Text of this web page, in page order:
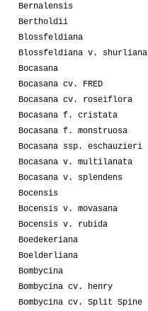
Bernalensis
Bertholdii
Blossfeldiana
Blossfeldiana v. shurliana
Bocasana
Bocasana cv. FRED
Bocasana cv. roseiflora
Bocasana f. cristata
Bocasana f. monstruosa
Bocasana ssp. eschauzieri
Bocasana v. multilanata
Bocasana v. splendens
Bocensis
Bocensis v. movasana
Bocensis v. rubida
Boedekeriana
Boelderliana
Bombycina
Bombycina cv. henry
Bombycina cv. Split Spine